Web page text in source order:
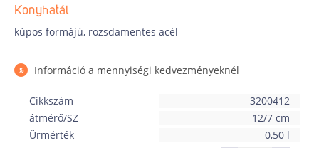
Konyhatál
kúpos formájú, rozsdamentes acél
Információ a mennyiségi kedvezményeknél
Cikkszám
3200412
átmérő/SZ
12/7 cm
Ürmérték
0,50 l